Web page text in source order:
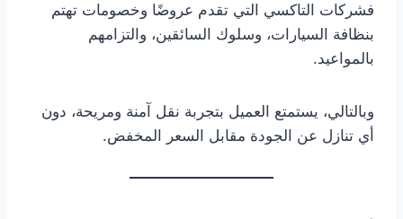
فشركات التاكسي التي تقدم عروضًا وخصومات تهتم
بنظافة السيارات، وسلوك السائقين، والتزامهم
بالمواعيد.
وبالتالي، يستمتع العميل بتجربة نقل آمنة ومريحة، دون
أي تنازل عن الجودة مقابل السعر المخفض.